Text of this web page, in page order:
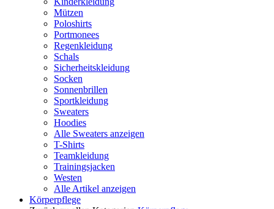
Mützen
Poloshirts
Portmonees
Regenkleidung
Schals
Sicherheitskleidung
Socken
Sonnenbrillen
Sportkleidung
Sweaters
Hoodies
Alle Sweaters anzeigen
T-Shirts
Teamkleidung
Trainingsjacken
Westen
Alle Artikel anzeigen
Körperpflege